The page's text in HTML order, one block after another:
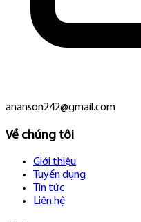
ananson242@gmail.com
Về chúng tôi
Giới thiệu
Tuyển dụng
Tin tức
Liên hệ